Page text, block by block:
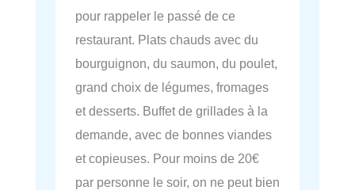
pour rappeler le passé de ce
restaurant. Plats chauds avec du
bourguignon, du saumon, du poulet,
grand choix de légumes, fromages
et desserts. Buffet de grillades à la
demande, avec de bonnes viandes
et copieuses. Pour moins de 20€
par personne le soir, on ne peut bien